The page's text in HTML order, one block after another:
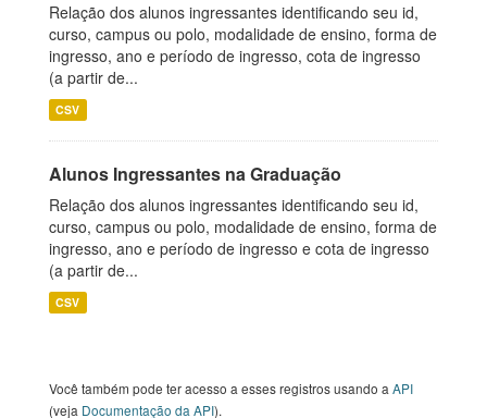
Relação dos alunos ingressantes identificando seu id,
curso, campus ou polo, modalidade de ensino, forma de
ingresso, ano e período de ingresso, cota de ingresso
(a partir de...
CSV
Alunos Ingressantes na Graduação
Relação dos alunos ingressantes identificando seu id,
curso, campus ou polo, modalidade de ensino, forma de
ingresso, ano e período de ingresso e cota de ingresso
(a partir de...
CSV
Você também pode ter acesso a esses registros usando a API
(veja Documentação da API).